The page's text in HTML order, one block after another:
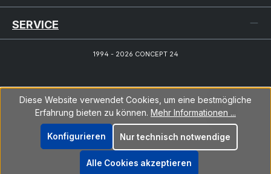
SERVICE
1994 - 2026 CONCEPT 24
Diese Website verwendet Cookies, um eine bestmögliche
Erfahrung bieten zu können. Mehr Informationen ...
Nur technisch notwendige
Konfigurieren
Alle Cookies akzeptieren